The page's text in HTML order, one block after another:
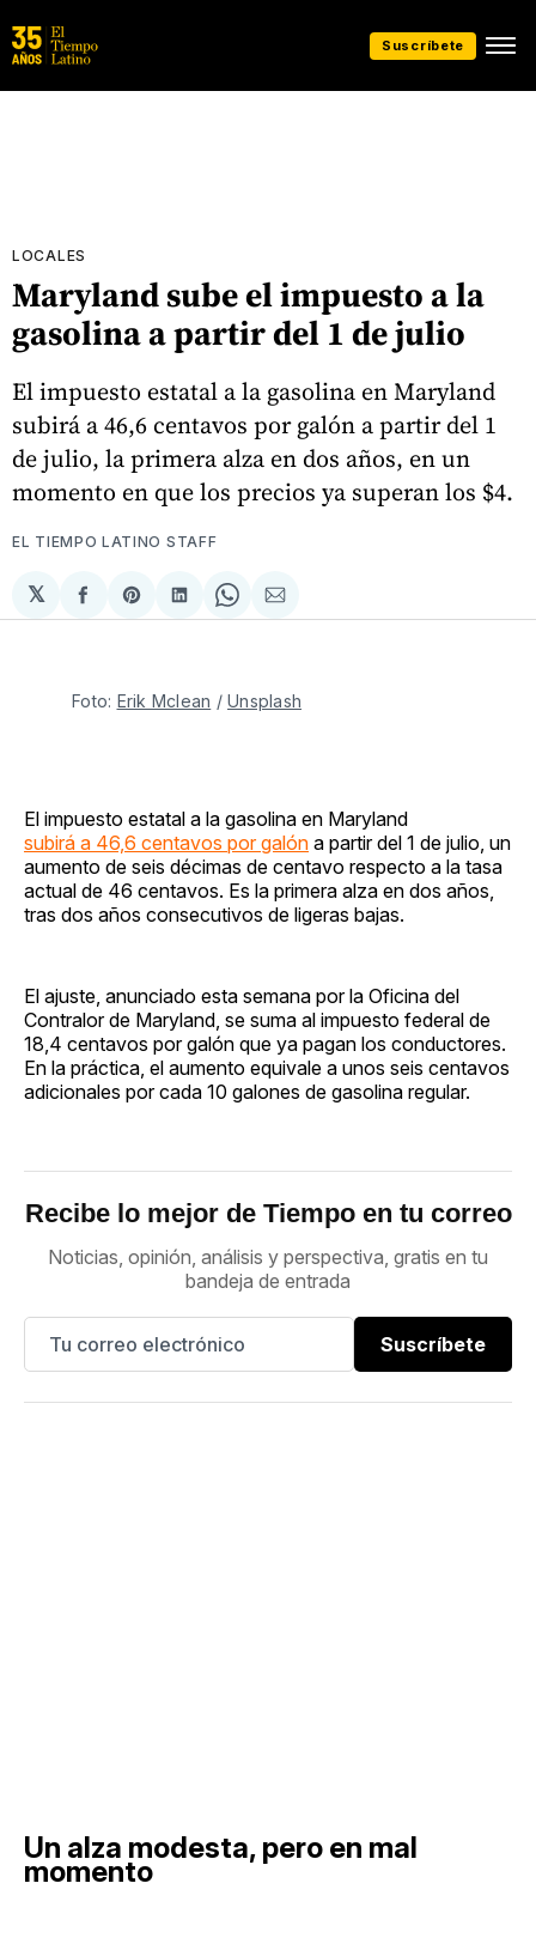
Suscríbete
LOCALES
Maryland sube el impuesto a la
gasolina a partir del 1 de julio
El impuesto estatal a la gasolina en Maryland
subirá a 46,6 centavos por galón a partir del 1
de julio, la primera alza en dos años, en un
momento en que los precios ya superan los $4.
EL TIEMPO LATINO STAFF
𝕏
Compartir
en
Share
on
Compartir
en
Share
on
Compartir
via
Foto: Erik Mclean / Unsplash
El impuesto estatal a la gasolina en Maryland
subirá a 46,6 centavos por galón a partir del 1 de julio, un
aumento de seis décimas de centavo respecto a la tasa
actual de 46 centavos. Es la primera alza en dos años,
tras dos años consecutivos de ligeras bajas.
El ajuste, anunciado esta semana por la Oficina del
Contralor de Maryland, se suma al impuesto federal de
18,4 centavos por galón que ya pagan los conductores.
En la práctica, el aumento equivale a unos seis centavos
adicionales por cada 10 galones de gasolina regular.
Recibe lo mejor de Tiempo en tu correo
Noticias, opinión, análisis y perspectiva, gratis en tu
bandeja de entrada
Suscríbete
Un alza modesta, pero en mal
momento